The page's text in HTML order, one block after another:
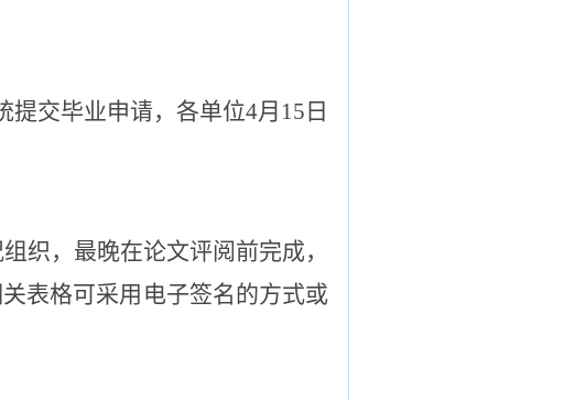
提交毕业申请，各单位4月15日
织，最晚在论文评阅前完成，
表格可采用电子签名的方式或